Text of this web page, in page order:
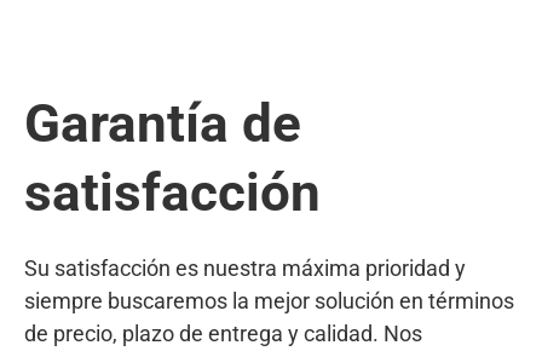
Garantía de
satisfacción
Su satisfacción es nuestra máxima prioridad y
siempre buscaremos la mejor solución en términos
de precio, plazo de entrega y calidad. Nos